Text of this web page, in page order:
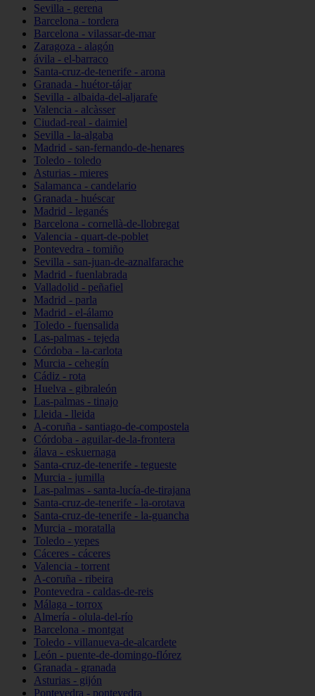
Sevilla - gerena
Barcelona - tordera
Barcelona - vilassar-de-mar
Zaragoza - alagón
ávila - el-barraco
Santa-cruz-de-tenerife - arona
Granada - huétor-tájar
Sevilla - albaida-del-aljarafe
Valencia - alcàsser
Ciudad-real - daimiel
Sevilla - la-algaba
Madrid - san-fernando-de-henares
Toledo - toledo
Asturias - mieres
Salamanca - candelario
Granada - huéscar
Madrid - leganés
Barcelona - cornellà-de-llobregat
Valencia - quart-de-poblet
Pontevedra - tomiño
Sevilla - san-juan-de-aznalfarache
Madrid - fuenlabrada
Valladolid - peñafiel
Madrid - parla
Madrid - el-álamo
Toledo - fuensalida
Las-palmas - tejeda
Córdoba - la-carlota
Murcia - cehegín
Cádiz - rota
Huelva - gibraleón
Las-palmas - tinajo
Lleida - lleida
A-coruña - santiago-de-compostela
Córdoba - aguilar-de-la-frontera
álava - eskuernaga
Santa-cruz-de-tenerife - tegueste
Murcia - jumilla
Las-palmas - santa-lucía-de-tirajana
Santa-cruz-de-tenerife - la-orotava
Santa-cruz-de-tenerife - la-guancha
Murcia - moratalla
Toledo - yepes
Cáceres - cáceres
Valencia - torrent
A-coruña - ribeira
Pontevedra - caldas-de-reis
Málaga - torrox
Almería - olula-del-río
Barcelona - montgat
Toledo - villanueva-de-alcardete
León - puente-de-domingo-flórez
Granada - granada
Asturias - gijón
Pontevedra - pontevedra